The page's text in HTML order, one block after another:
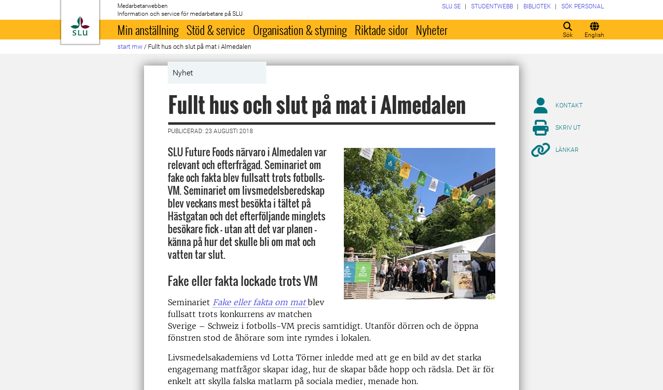
Till startsida
Medarbetarwebben
Information och service för medarbetare på SLU
Sök English
SLU.SE STUDENTWEBB BIBLIOTEK SÖK PERSONAL
Min anställning Stöd & service Organisation & styrning Riktade sidor Nyheter
start mw / Fullt hus och slut på mat i Almedalen
Nyhet
Fullt hus och slut på mat i Almedalen
PUBLICERAD: 23 AUGUSTI 2018
SLU Future Foods närvaro i Almedalen var
relevant och efterfrågad. Seminariet om
fake och fakta blev fullsatt trots fotbolls-
VM. Seminariet om livsmedelsberedskap
blev veckans mest besökta i tältet på
Hästgatan och det efterföljande minglets
besökare fick – utan att det var planen –
känna på hur det skulle bli om mat och
vatten tar slut.
Fake eller fakta lockade trots VM
Seminariet Fake eller fakta om mat blev
fullsatt trots konkurrens av matchen
Sverige – Schweiz i fotbolls-VM precis samtidigt. Utanför dörren och de öppna
fönstren stod de åhörare som inte rymdes i lokalen.
Livsmedelsakademiens vd Lotta Törner inledde med att ge en bild av det starka
engagemang matfrågor skapar idag, hur de skapar både hopp och rädsla. Det är för
enkelt att skylla falska matlarm på sociala medier, menade hon.
KONTAKT
SKRIV UT
LÄNKAR